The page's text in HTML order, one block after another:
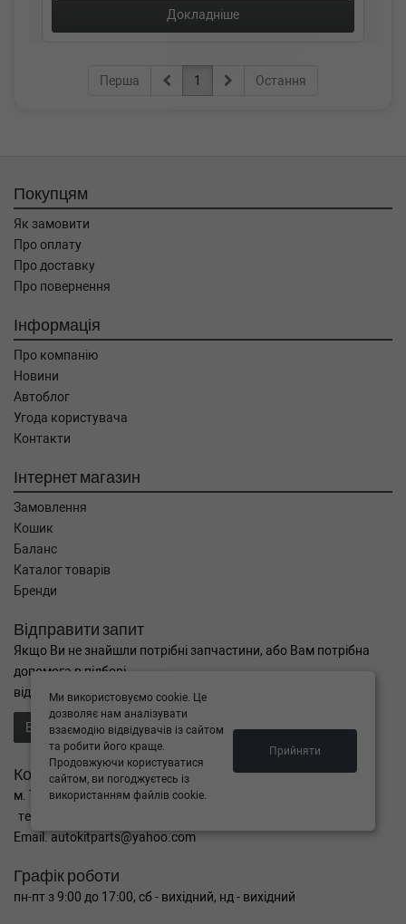
Докладніше
Перша 1 Остання
Покупцям
Як замовити
Про оплату
Про доставку
Про повернення
Інформація
Про компанію
Новини
Автоблог
Угода користувача
Контакти
Інтернет магазин
Замовлення
Кошик
Баланс
Каталог товарів
Бренди
Відправити запит
Якщо Ви не знайшли потрібні запчастини, або Вам потрібна
допомога в підборі,
відправте нам запит - ми Вам допоможемо
Відправити запит продавцю
Контакти
м. Тернопіль вул. Микулинецька 106а
тел. +38(099)650-59-19
Email. autokitparts@yahoo.com
Графік роботи
пн-пт з 9:00 до 17:00, сб - вихідний, нд - вихідний
Ми використовуємо cookie. Це
дозволяє нам аналізувати
взаємодію відвідувачів із сайтом
та робити його краще.
Продовжуючи користуватися
сайтом, ви погоджуєтесь із
використанням файлів cookie.
Прийняти